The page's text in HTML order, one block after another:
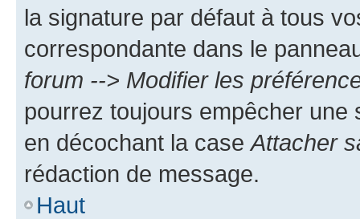
la signature par défaut à tous
correspondante dans le
forum --> Modifier les
pourrez toujours empêcher une
en décochant la case Attacher
rédaction de message.
Haut